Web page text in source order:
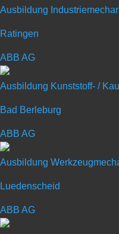
Ausbildung
Ratingen
ABB AG
Ausbildung Kunststoff- /
Bad Berleburg
ABB AG
Ausbildung
Luedenscheid
ABB AG
Neben
Du durchläufst
• Du interessierst
• Du liebst